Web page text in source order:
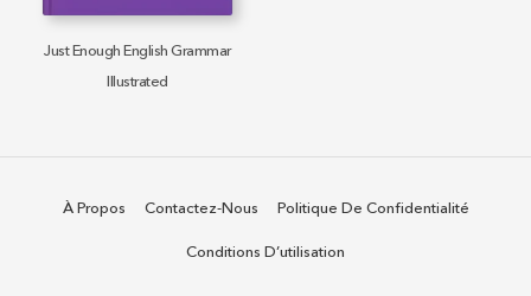
Just Enough English Grammar
Illustrated
À Propos Contactez-Nous Politique De Confidentialité
Conditions D’utilisation